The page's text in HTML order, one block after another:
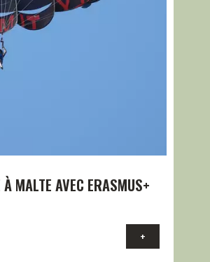
À MALTE AVEC ERASMUS+
+